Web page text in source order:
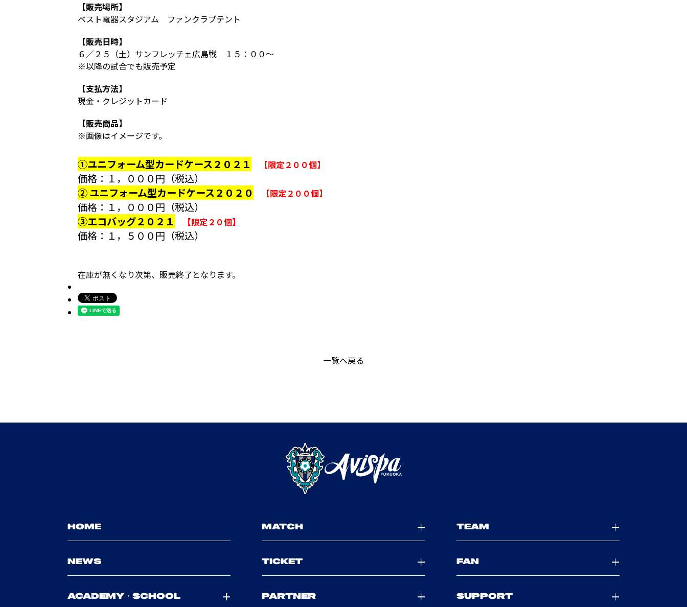
【販売場所】
ベスト電器スタジアム ファンクラブテント
【販売日時】
６／２５（土）サンフレッチェ広島戦 １５：００～
※以降の試合でも販売予定
【支払方法】
現金・クレジットカード
【販売商品】
※画像はイメージです。
①ユニフォーム型カードケース２０２１ 【限定２００個】
価格：１，０００円（税込）
② ユニフォーム型カードケース２０２０
【限定２００個】
価格：１，０００円（税込）
③エコバッグ２０２１
【限定２０個】
価格：１，５００円（税込）
在庫が無くなり次第、販売終了となります。
一覧へ戻る
HOME MATCH TEAM
NEWS TICKET FAN
ACADEMY・SCHOOL PARTNER SUPPORT